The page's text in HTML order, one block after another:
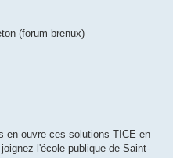
(forum brenux)
en ouvre ces solutions TICE en
l'école publique de Saint-